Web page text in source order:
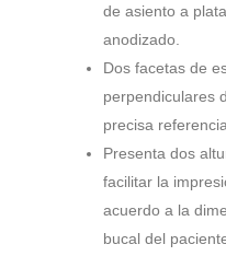
de asiento a
anodizado.
Dos facetas de
perpendiculares
precisa
Presenta dos
facilitar la
acuerdo a la
bucal del